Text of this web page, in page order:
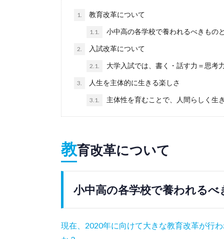
1. 教育改革について
1.1. 小中高の各学校で養われるべきもの
2. 入試改革について
2.1. 大学入試では、書く・話す力＝思考
3. 人生を主体的に生きる楽しさ
3.1. 主体性を育むことで、人間らしく生
教育改革について
小中高の各学校で養われる
現在、2020年に向けて大きな教育改革が行